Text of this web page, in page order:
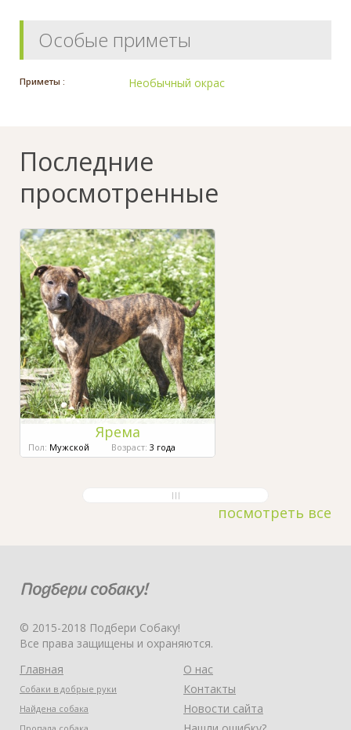
Особые приметы
Приметы : Необычный окрас
Последние
просмотренные
Ярема
Пол: Мужской Возраст: 3 года
посмотреть все
© 2015-2018 Подбери Собаку!
Все права защищены и охраняются.
Главная
Собаки в добрые руки
Найдена собака
О нас
Контакты
Новости сайта